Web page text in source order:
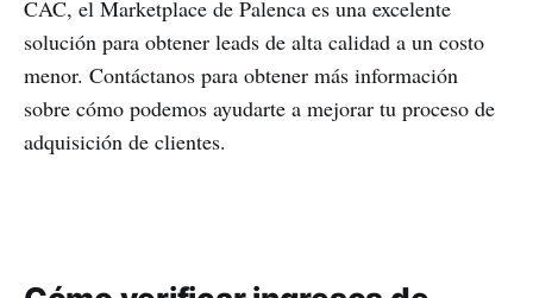
CAC, el Marketplace de Palenca es una excelente
solución para obtener leads de alta calidad a un costo
menor. Contáctanos para obtener más información
sobre cómo podemos ayudarte a mejorar tu proceso de
adquisición de clientes.